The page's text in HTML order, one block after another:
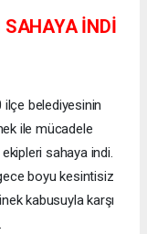
SAHAYA İNDİ
ilçe belediyesinin
ile mücadele
sahaya indi.
boyu kesintisiz
kabusuyla karşı